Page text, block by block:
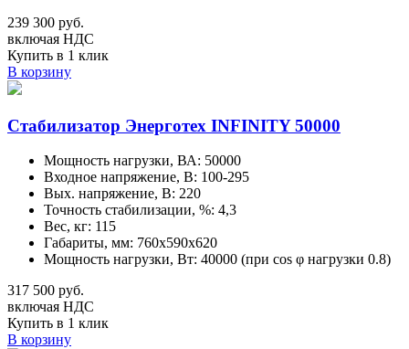
239 300 руб.
включая НДС
Купить в 1 клик
В корзину
Стабилизатор Энерготех INFINITY 50000
Мощность нагрузки, ВА: 50000
Входное напряжение, В: 100-295
Вых. напряжение, В: 220
Точность стабилизации, %: 4,3
Вес, кг: 115
Габариты, мм: 760х590х620
Мощность нагрузки, Вт: 40000 (при cos φ нагрузки 0.8)
317 500 руб.
включая НДС
Купить в 1 клик
В корзину